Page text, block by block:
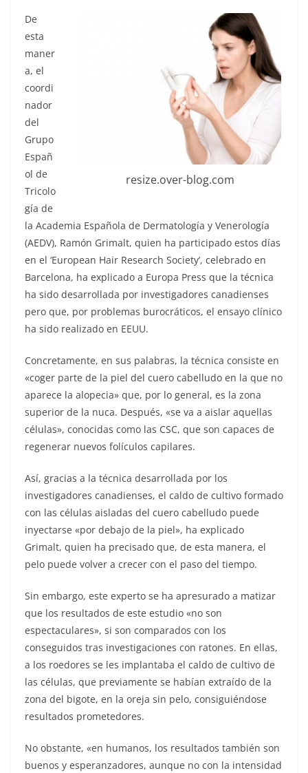
resize.over-blog.com
De
esta
maner
a, el
coordi
nador
del
Grupo
Españ
ol de
Tricolo
gía de
la Academia Española de Dermatología y Venerología
(AEDV), Ramón Grimalt, quien ha participado estos días
en el ‘European Hair Research Society’, celebrado en
Barcelona, ha explicado a Europa Press que la técnica
ha sido desarrollada por investigadores canadienses
pero que, por problemas burocráticos, el ensayo clínico
ha sido realizado en EEUU.
Concretamente, en sus palabras, la técnica consiste en
«coger parte de la piel del cuero cabelludo en la que no
aparece la alopecia» que, por lo general, es la zona
superior de la nuca. Después, «se va a aislar aquellas
células», conocidas como las CSC, que son capaces de
regenerar nuevos folículos capilares.
Así, gracias a la técnica desarrollada por los
investigadores canadienses, el caldo de cultivo formado
con las células aisladas del cuero cabelludo puede
inyectarse «por debajo de la piel», ha explicado
Grimalt, quien ha precisado que, de esta manera, el
pelo puede volver a crecer con el paso del tiempo.
Sin embargo, este experto se ha apresurado a matizar
que los resultados de este estudio «no son
espectaculares», si son comparados con los
conseguidos tras investigaciones con ratones. En ellas,
a los roedores se les implantaba el caldo de cultivo de
las células, que previamente se habían extraído de la
zona del bigote, en la oreja sin pelo, consiguiéndose
resultados prometedores.
No obstante, «en humanos, los resultados también son
buenos y esperanzadores, aunque no con la intensidad